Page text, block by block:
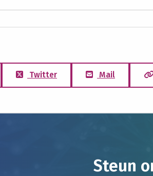
Twitter Mail
Steun